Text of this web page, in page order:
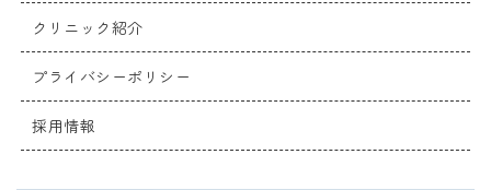
クリニック紹介
プライバシーポリシー
採用情報